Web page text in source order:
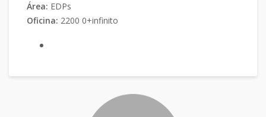
Área: EDPs
Oficina: 2200 0+infinito